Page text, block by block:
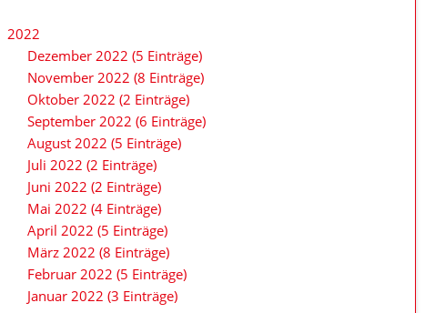
2022
Dezember 2022 (5 Einträge)
November 2022 (8 Einträge)
Oktober 2022 (2 Einträge)
September 2022 (6 Einträge)
August 2022 (5 Einträge)
Juli 2022 (2 Einträge)
Juni 2022 (2 Einträge)
Mai 2022 (4 Einträge)
April 2022 (5 Einträge)
März 2022 (8 Einträge)
Februar 2022 (5 Einträge)
Januar 2022 (3 Einträge)